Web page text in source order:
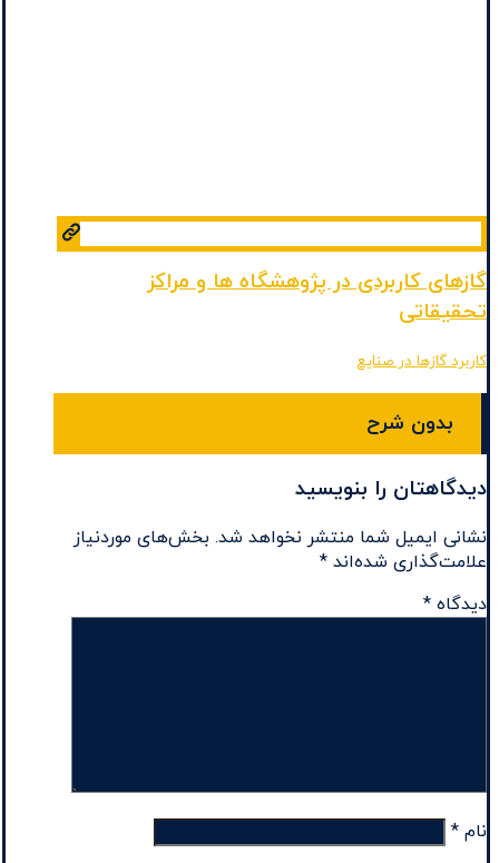
گازهای کاربردی در پژوهشگاه‌ ها و مراکز
تحقیقاتی
کاربرد گازها در صنایع
بدون شرح
دیدگاهتان را بنویسید
نشانی ایمیل شما منتشر نخواهد شد. بخش‌های موردنیاز
علامت‌گذاری شده‌اند *
دیدگاه *
نام *